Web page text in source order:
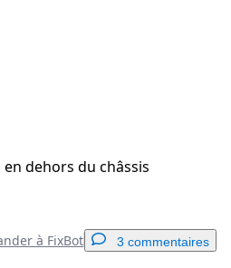
dehors du châssis
à FixBot 3 commentaires